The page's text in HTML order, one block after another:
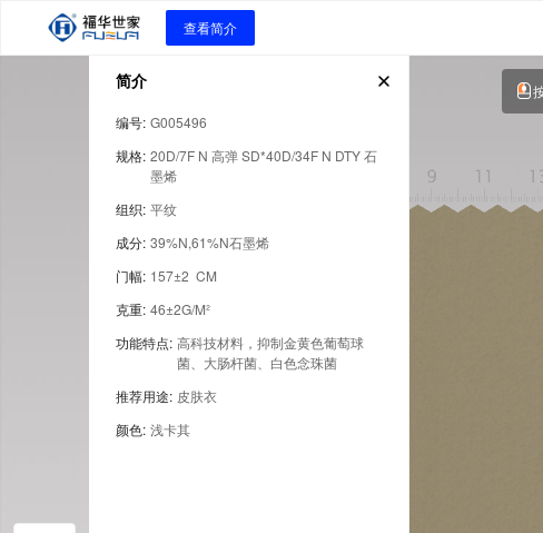
简介
编号: G005496
规格: 20D/7F N 高弹 SD*40D/34F N DTY 石
墨烯
组织: 平纹
成分: 39%N,61%N石墨烯
门幅: 157±2  CM
克重: 46±2G/M²
功能特点: 高科技材料，抑制金黄色葡萄球
菌、大肠杆菌、白色念珠菌
推荐用途: 皮肤衣
颜色: 浅卡其
查看简介